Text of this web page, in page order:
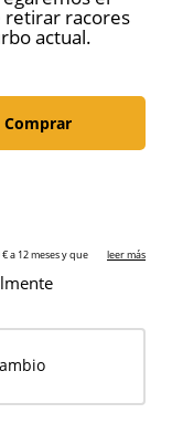
retirar racores
actual.
Comprar